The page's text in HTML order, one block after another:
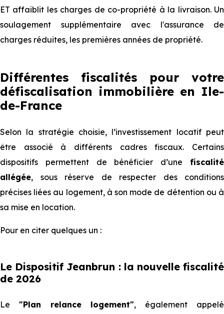
ET affaiblit les charges de co-propriété à la livraison. Un
soulagement supplémentaire avec l'assurance de
charges réduites, les premières années de propriété.
Différentes fiscalités pour votre
défiscalisation immobilière en Ile-
de-France
Selon la stratégie choisie, l’investissement locatif peut
être associé à différents cadres fiscaux. Certains
dispositifs permettent de bénéficier d’une fiscalité
allégée, sous réserve de respecter des conditions
précises liées au logement, à son mode de détention ou à
sa mise en location.
Pour en citer quelques un :
Le Dispositif Jeanbrun : la nouvelle fiscalité
de 2026
Le "Plan relance logement", également appelé